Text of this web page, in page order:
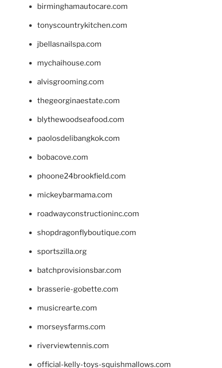
birminghamautocare.com
tonyscountrykitchen.com
jbellasnailspa.com
mychaihouse.com
alvisgrooming.com
thegeorginaestate.com
blythewoodseafood.com
paolosdelibangkok.com
bobacove.com
phoone24brookfield.com
mickeybarmama.com
roadwayconstructioninc.com
shopdragonflyboutique.com
sportszilla.org
batchprovisionsbar.com
brasserie-gobette.com
musicrearte.com
morseysfarms.com
riverviewtennis.com
official-kelly-toys-squishmallows.com